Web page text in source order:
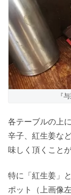
『
各テーブルの上
辛子、紅生姜な
味しく頂くこと
特に「紅生姜」
ポット（上画像